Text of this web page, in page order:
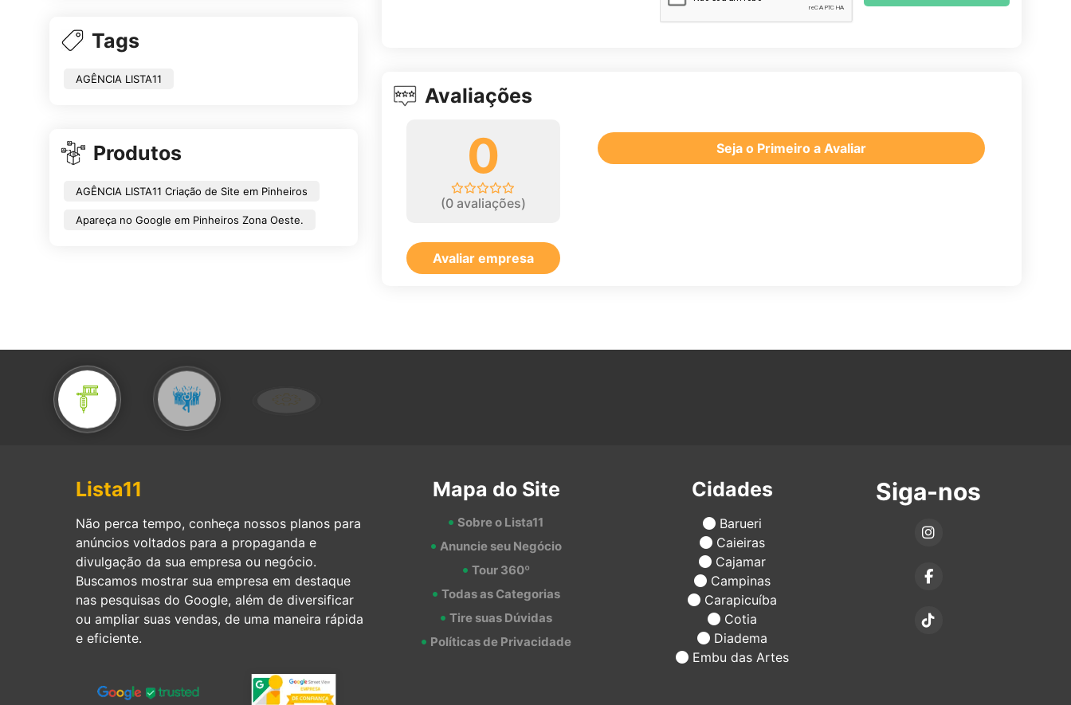
Tags
AGÊNCIA LISTA11
Produtos
AGÊNCIA LISTA11 Criação de Site em Pinheiros
Apareça no Google em Pinheiros Zona Oeste.
Avaliações
0
(0avaliações)
Avaliar empresa
Seja o Primeiro a Avaliar
Lista11
Não perca tempo, conheça nossos planos para
anúncios voltados para a propaganda e
divulgação da sua empresa ou negócio.
Buscamos mostrar sua empresa em destaque
nas pesquisas do Google, além de diversificar
ou ampliar suas vendas, de uma maneira rápida
e eficiente.
Mapa do Site
Sobre o Lista11
Anuncie seu Negócio
Tour 360º
Todas as Categorias
Tire suas Dúvidas
Políticas de Privacidade
Cidades
Barueri
Caieiras
Cajamar
Campinas
Carapicuíba
Cotia
Diadema
Embu das Artes
Siga-nos